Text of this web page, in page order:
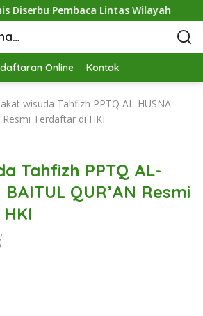
Lintas Wilayah Merajut
Online Kontak
wisuda Tahfizh PPTQ AL-HUSNA
Resmi Terdaftar di HKI
Tahfizh PPTQ AL-
QUR’AN Resmi